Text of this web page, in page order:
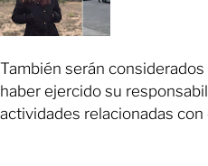
También serán
haber ejercido su
actividades relacionadas